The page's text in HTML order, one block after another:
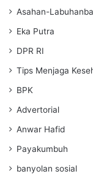
Asahan-
Eka Putra
DPR RI
Tips Menjaga
BPK
Advertorial
Anwar Hafid
Payakumbuh
banyolan sosial